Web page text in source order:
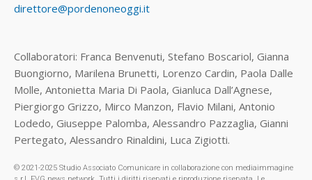
direttore@pordenoneoggi.it
Collaboratori: Franca Benvenuti, Stefano Boscariol, Gianna
Buongiorno, Marilena Brunetti, Lorenzo Cardin, Paola Dalle
Molle, Antonietta Maria Di Paola, Gianluca Dall’Agnese,
Piergiorgo Grizzo, Mirco Manzon, Flavio Milani, Antonio
Lodedo, Giuseppe Palomba, Alessandro Pazzaglia, Gianni
Pertegato, Alessandro Rinaldini, Luca Zigiotti.
© 2021-2025 Studio Associato Comunicare in collaborazione con mediaimmagine